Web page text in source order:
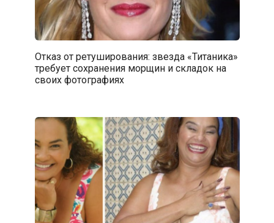
Отказ от ретуширования: звезда «Титаника»
требует сохранения морщин и складок на
своих фотографиях